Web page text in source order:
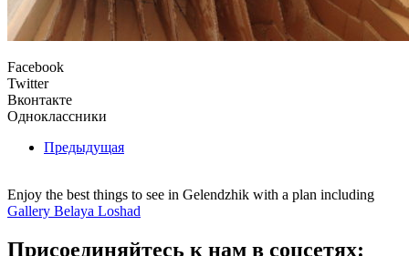
Facebook
Twitter
Вконтакте
Одноклассники
Предыдущая
Enjoy the best things to see in Gelendzhik with a plan including
Gallery Belaya Loshad
Присоединяйтесь к нам в соцсетях: